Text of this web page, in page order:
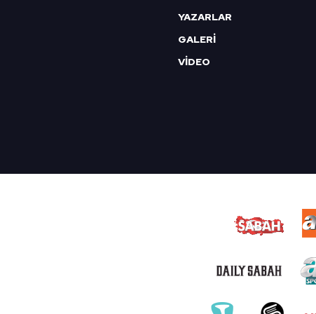
YAZARLAR
GALERİ
VİDEO